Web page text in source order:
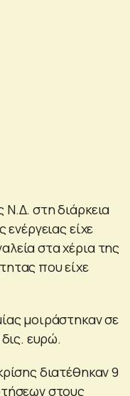
στη διάρκεια
είχε
στα χέρια της
που είχε
μοιράστηκαν σε
ευρώ.
διατέθηκαν 9
στους